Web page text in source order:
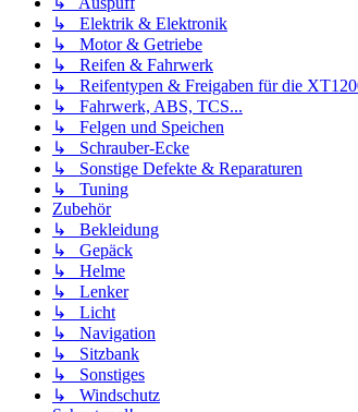
↳ Elektrik & Elektronik
↳ Motor & Getriebe
↳ Reifen & Fahrwerk
↳ Reifentypen & Freigaben für die
↳ Fahrwerk, ABS, TCS...
↳ Felgen und Speichen
↳ Schrauber-Ecke
↳ Sonstige Defekte & Reparaturen
↳ Tuning
Zubehör
↳ Bekleidung
↳ Gepäck
↳ Helme
↳ Lenker
↳ Licht
↳ Navigation
↳ Sitzbank
↳ Sonstiges
↳ Windschutz